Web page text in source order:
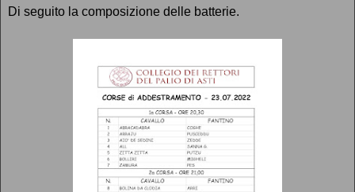
Di seguito la composizione delle batterie.